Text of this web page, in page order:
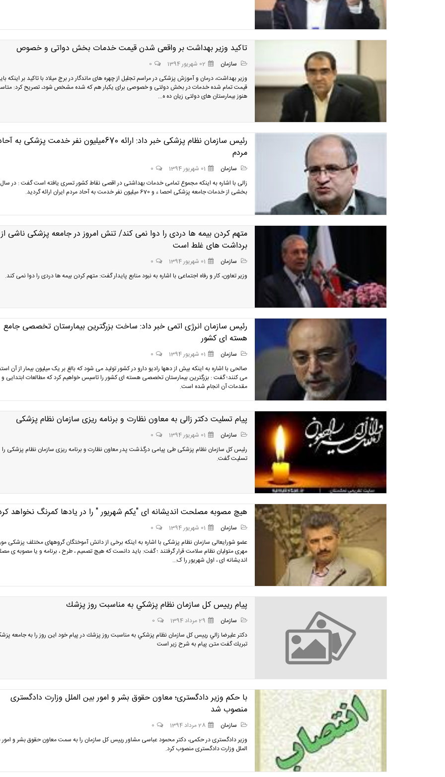
تاکید وزیر بهداشت بر واقعی شدن قیمت خدمات بخش دواتی و خصوص
سازمان 02 شهریور 1394
0
وزیر بهداشت، درمان و آموزش پزشکی در مراسم تجلیل از چهره های ماندگار در برج میلاد با تاکید بر اینکه
قیمت تمام شده خدمات در بخش دولتی و خصوصی برای یکبار هم که شده مشخص شود، تصریح کرد:
هنوز بیمارستان های دولتی زیان ده ه...
رئیس سازمان نظام پزشکی خبر داد: ارائه 670میلیون نفر خدمت پزشکی به
مردم
سازمان 01 شهریور 1394
0
بخشی از خدمات جامعه پزشکی احصا ء و 670 میلیون نفر خدمت به آحاد مردم ایران ارائه گردید.
متهم کردن بیمه ها دردی را دوا نمی کند/ تنش امروز در جامعه پزشکی ناشی از
برداشت های غلط است
سازمان 01 شهریور 1394
0
وزیر تعاون، کار و رفاه اجتماعی با اشاره به نبود منابع پایدار گفت: متهم کردن بیمه ها دردی را دوا نمی کند.
رئیس سازمان انرژی اتمی خبر داد: ساخت بزرگترین بیمارستان تخصصی جامع
هسته ای کشور
سازمان 01 شهریور 1394
0
صالحی با اشاره به اینکه بیش از دهها رادیو دارو در کشور تولید می شود که بالغ بر یک میلیون بیمار از آن
می کنند؛ گفت : بزرگترین بیمارستان تخصصی هسته ای کشور را تاسیس خواهیم کرد که مطالعات ابتدایی و
مقدمات آن انجام شده است.
پیام تسلیت دکتر زالی به معاون نظارت و برنامه ریزی سازمان نظام پزشکی
سازمان 01 شهریور 1394
0
رئیس کل سازمان نظام پزشکی طی پیامی درگذشت پدر معاون نظارت و برنامه ریزی سازمان نظام پزشکی را
تسلیت گفت.
هیچ مصوبه مصلحت اندیشانه ای "یکم شهریور " را در یادها کمرنگ نخواهد
سازمان 01 شهریور 1394
0
عضو شورایعالی سازمان نظام پزشکی با اشاره به اینکه برخی از دانش آموختگان گروههای مختلف پزشکی
مهری متولیان نظام سلامت قرار گرفتند ؛ گفت: باید دانست که هیچ تصمیم ، طرح ، برنامه و یا مصوبه ی
اندیشانه ای ، اول شهریور را ک...
پيام رييس كل سازمان نظام پزشكي به مناسبت روز پزشك
سازمان 29 مرداد 1394
0
دكتر عليرضا زالي رييس كل سازمان نظام پزشكي به مناسبت روز پزشك در پيام خود اين روز را به جامعه
تبريك گفت متن پيام به شرح زير است
با حکم وزیر دادگستری؛ معاون حقوق بشر و امور بین الملل وزارت دادگستری
منصوب شد
سازمان 28 مرداد 1394
0
وزیر دادگستری در حکمی، دکتر محمود عباسی مشاور رییس کل سازمان را به سمت معاون حقوق بشر و امور
الملل وزارت دادگستری منصوب کرد.